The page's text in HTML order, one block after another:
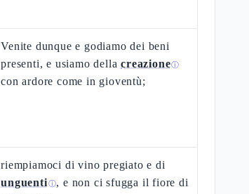
Venite dunque e godiamo dei beni
presenti, e usiamo dellacreazioneⓘ
con ardore come in gioventù;
riempiamoci di vino pregiato e di
unguentiⓘ, e non ci sfugga il fiore di